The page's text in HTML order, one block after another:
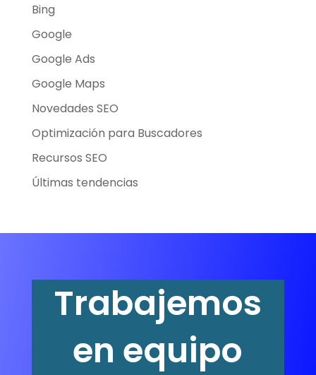
Bing
Google
Google Ads
Google Maps
Novedades SEO
Optimización para Buscadores
Recursos SEO
Últimas tendencias
Trabajemos
en equipo